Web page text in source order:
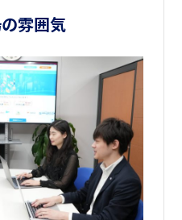
」、一人一人が経営層と同じ
実現とさらに成長していく
す。
行していける、チャレンジ
業です！
キャリアの中でご自身の学
いけるか？をお話しながらわ
雰囲気